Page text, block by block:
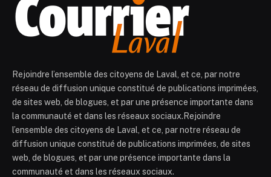
Rejoindre l’ensemble des citoyens de Laval, et ce, par notre
réseau de diffusion unique constitué de publications imprimées,
de sites web, de blogues, et par une présence importante dans
la communauté et dans les réseaux sociaux.Rejoindre
l’ensemble des citoyens de Laval, et ce, par notre réseau de
diffusion unique constitué de publications imprimées, de sites
web, de blogues, et par une présence importante dans la
communauté et dans les réseaux sociaux.